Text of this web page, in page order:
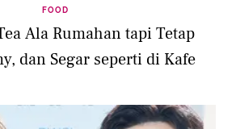
FOOD
Ala Rumahan tapi Tetap
dan Segar seperti di Kafe